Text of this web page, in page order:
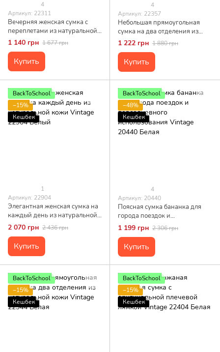
4
Артикул: 22311
Вечерняя женская сумка с
переплетами из натуральной
кожи Vintage 22311 Белая
1 140 грн 1 677 грн
Купить
4
Артикул: 22357
Небольшая прямоугольная
сумка на два отделения из
натуральной кожи Vintage
22357 Белая
1 222 грн 1 880 грн
Купить
BackToSchool
−15%
Кешбек
1
Артикул: 22904
Элегантная женская сумка на
каждый день из натуральной
кожи Vintage 22904 Белый
2 070 грн 2 436 грн
Купить
BackToSchool
−48%
Кешбек
4
Артикул: 20440
Поясная сумка бананка для
города поездок и
повседневного использования
Vintage 20440 Белая
1 199 грн 2 306 грн
Купить
BackToSchool
−15%
Кешбек
BackToSchool
−15%
Кешбек